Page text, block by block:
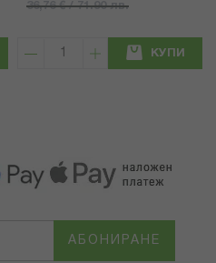
36,76 € / 71.90 лв.
КУПИ
АБОНИРАНЕ